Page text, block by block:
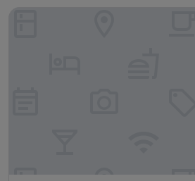
Home2 Suites by Hilton Pompano